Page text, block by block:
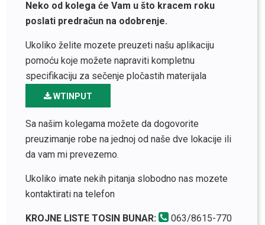
Neko od kolega će Vam u što kracem roku
poslati predračun na odobrenje.
Ukoliko želite mozete preuzeti našu aplikaciju
pomoću koje možete napraviti kompletnu
specifikaciju za sečenje pločastih materijala
WTINPUT
Sa našim kolegama možete da dogovorite
preuzimanje robe na jednoj od naše dve lokacije ili
da vam mi prevezemo.
Ukoliko imate nekih pitanja slobodno nas mozete
kontaktirati na telefon
KROJNE LISTE TOSIN BUNAR:
063/8615-770